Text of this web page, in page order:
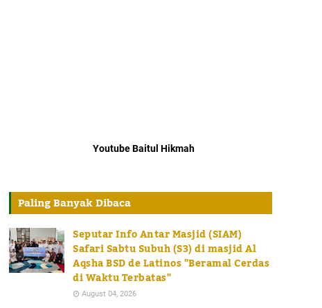
Youtube Baitul Hikmah
Paling Banyak Dibaca
Seputar Info Antar Masjid (SIAM)
Safari Sabtu Subuh (S3) di masjid Al
Aqsha BSD de Latinos "Beramal Cerdas
di Waktu Terbatas"
August 04, 2026